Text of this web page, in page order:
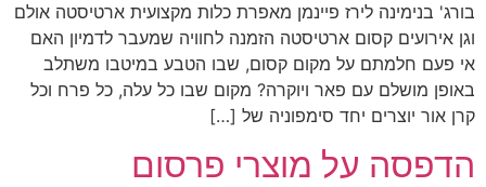
בורג' בנימינה לירז פיינמן מאפרת כלות מקצועית ארטיסטה אולם
וגן אירועים קסום ארטיסטה הזמנה לחוויה שמעבר לדמיון האם
אי פעם חלמתם על מקום קסום, שבו הטבע במיטבו משתלב
באופן מושלם עם פאר ויוקרה? מקום שבו כל עלה, כל פרח וכל
קרן אור יוצרים יחד סימפוניה של […]
הדפסה על מוצרי פרסום